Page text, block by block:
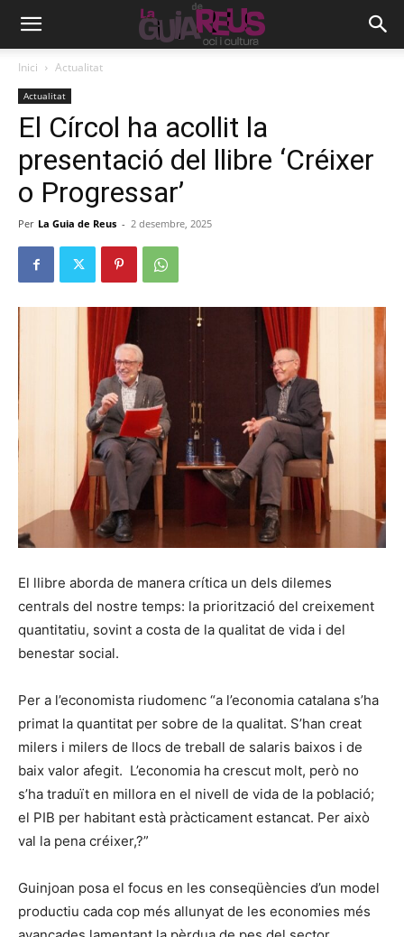
Inici Actualitat
Actualitat
El Círcol ha acollit la
presentació del llibre ‘Créixer
o Progressar’
Per La Guia de Reus - 2 desembre, 2025
El llibre aborda de manera crítica un dels dilemes
centrals del nostre temps: la priorització del creixement
quantitatiu, sovint a costa de la qualitat de vida i del
benestar social.
Per a l’economista riudomenc “a l’economia catalana s’ha
primat la quantitat per sobre de la qualitat. S’han creat
milers i milers de llocs de treball de salaris baixos i de
baix valor afegit. L’economia ha crescut molt, però no
s’ha traduït en millora en el nivell de vida de la població;
el PIB per habitant està pràcticament estancat. Per això
val la pena créixer,?”
Guinjoan posa el focus en les conseqüències d’un model
productiu cada cop més allunyat de les economies més